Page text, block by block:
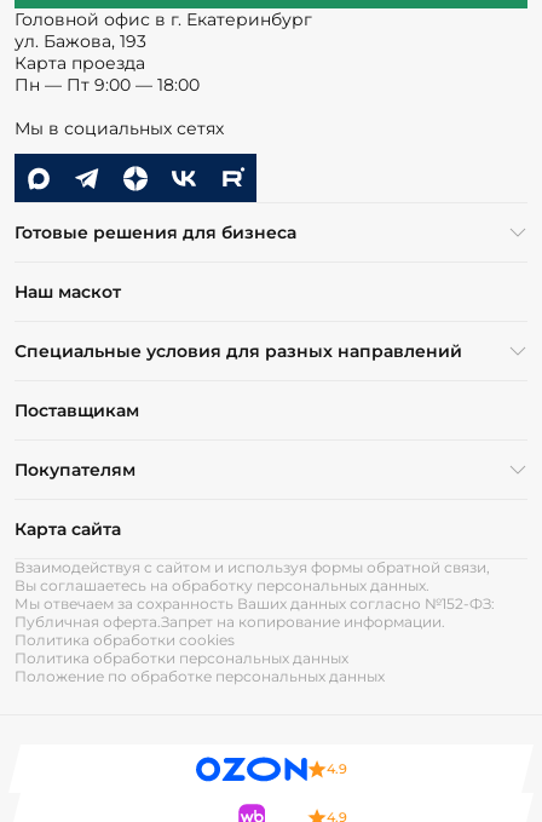
Головной офис в г. Екатеринбург
ул. Бажова, 193
Карта проезда
Пн — Пт 9:00 — 18:00
Мы в социальных сетях
Готовые решения для бизнеса
Наш маскот
Специальные условия для разных направлений
Поставщикам
Покупателям
Карта сайта
Взаимодействуя с сайтом и используя формы обратной связи,
Вы соглашаетесь на обработку персональных данных.
Мы отвечаем за сохранность Ваших данных согласно №152-ФЗ:
Публичная оферта.Запрет на копирование информации.
Политика обработки cookies
Политика обработки персональных данных
Положение по обработке персональных данных
4.9
4.9